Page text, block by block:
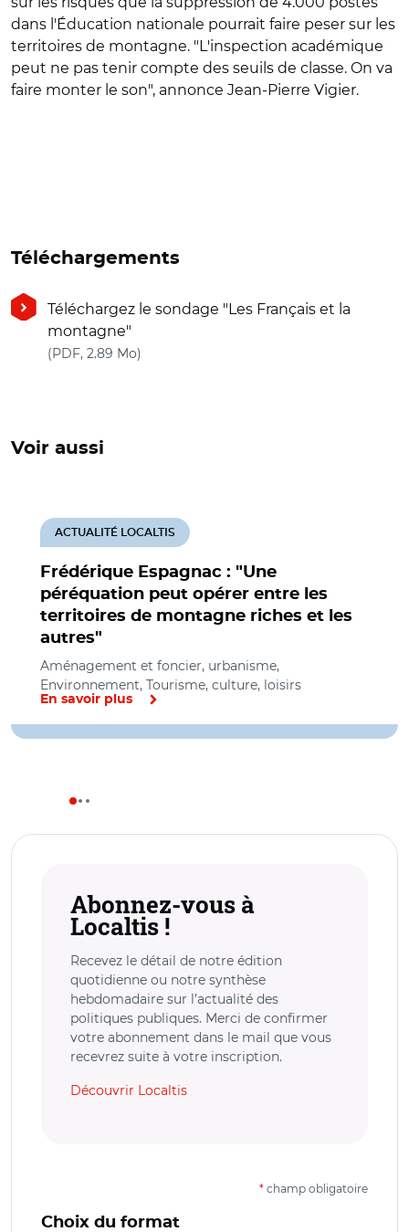
dans l'Éducation nationale pourrait faire peser sur les
territoires de montagne. "L'inspection académique
peut ne pas tenir compte des seuils de classe. On va
faire monter le son", annonce Jean-Pierre Vigier.
Téléchargements
Téléchargez le sondage "Les Français et la
montagne"
(PDF, 2.89 Mo)
Voir aussi
Frédérique Espagnac : "Une
péréquation peut opérer entre les
territoires de montagne riches et les
autres"
ACTUALITÉ LOCALTIS
Aménagement et foncier, urbanisme,
Environnement, Tourisme, culture, loisirs
En savoir plus
Abonnez-vous à
Localtis !
Recevez le détail de notre édition
quotidienne ou notre synthèse
hebdomadaire sur l’actualité des
politiques publiques. Merci de confirmer
votre abonnement dans le mail que vous
recevrez suite à votre inscription.
Découvrir Localtis
* champ obligatoire
Choix du format